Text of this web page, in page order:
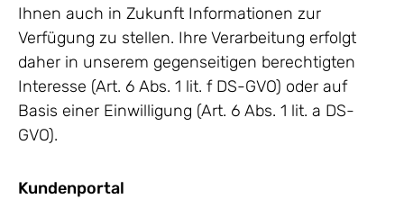
Ihnen auch in Zukunft Informationen zur
Verfügung zu stellen. Ihre Verarbeitung erfolgt
daher in unserem gegenseitigen berechtigten
Interesse (Art. 6 Abs. 1 lit. f DS-GVO) oder auf
Basis einer Einwilligung (Art. 6 Abs. 1 lit. a DS-
GVO).
Kundenportal